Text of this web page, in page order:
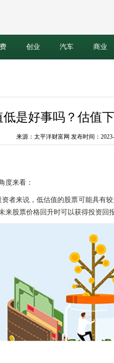
创业 汽车 商业
低是好事吗？估值
来源：太平洋财富网 发布时间：
度来看：
资者来说，低估值的股票可能具有较
来股票价格回升时可以获得投资 回